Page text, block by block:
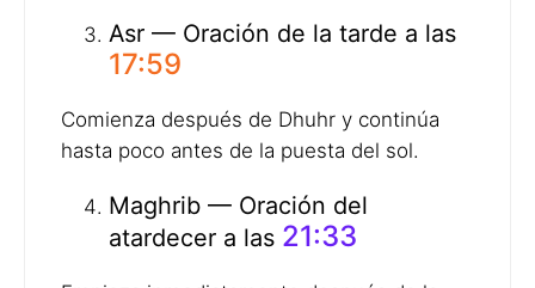
Asr — Oración de la tarde a las
17:59
Comienza después de Dhuhr y continúa
hasta poco antes de la puesta del sol.
Maghrib — Oración del
atardecer a las 21:33